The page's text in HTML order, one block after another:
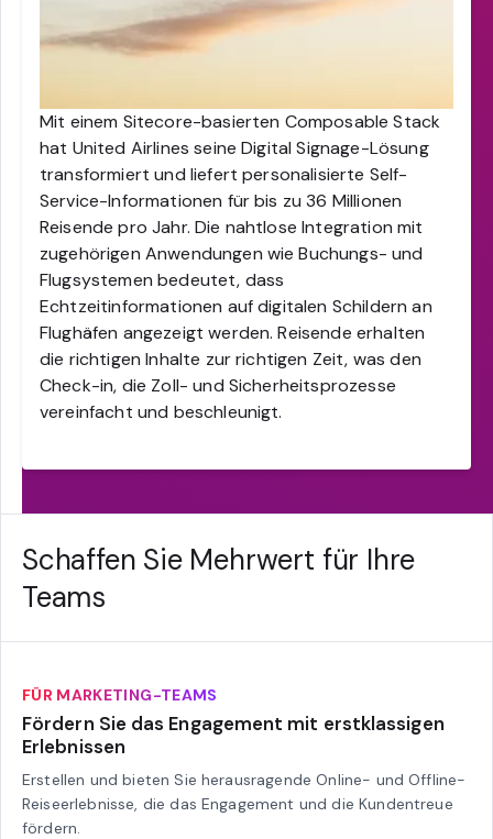
Mit einem Sitecore-basierten Composable Stack
hat United Airlines seine Digital Signage-Lösung
transformiert und liefert personalisierte Self-
Service-Informationen für bis zu 36 Millionen
Reisende pro Jahr. Die nahtlose Integration mit
zugehörigen Anwendungen wie Buchungs- und
Flugsystemen bedeutet, dass
Echtzeitinformationen auf digitalen Schildern an
Flughäfen angezeigt werden. Reisende erhalten
die richtigen Inhalte zur richtigen Zeit, was den
Check-in, die Zoll- und Sicherheitsprozesse
vereinfacht und beschleunigt.
Schaffen Sie Mehrwert für Ihre
Teams
FÜR MARKETING-TEAMS
Fördern Sie das Engagement mit erstklassigen
Erlebnissen
Erstellen und bieten Sie herausragende Online- und Offline-
Reiseerlebnisse, die das Engagement und die Kundentreue
fördern.